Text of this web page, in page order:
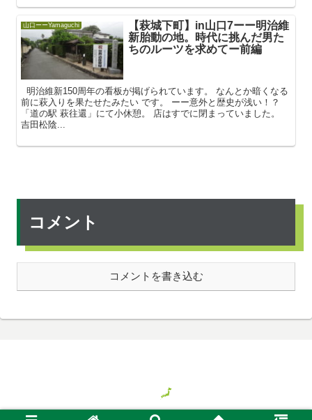
山口ーーYamaguchi
【萩城下町】in山口7ーー明治維
新胎動の地。時代に挑んだ男た
ちのルーツを求めてー前編
明治維新150周年の看板が掲げられています。 なんとか暗くなる
前に萩入りを果たせたみたい です。 ーー意外と歴史が浅い！？
「道の駅 萩往還」にて小休憩。 店はすでに閉まっていました。
吉田松陰...
コメント
コメントを書き込む